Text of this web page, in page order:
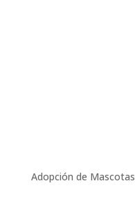
Adopción de Mascotas